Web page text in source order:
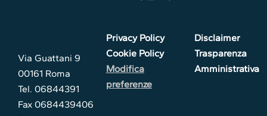
Via Guattani 9
00161 Roma
Tel. 06844391
Fax 0684439406
Privacy Policy
Cookie Policy
Modifica
preferenze
Disclaimer
Trasparenza
Amministrativa